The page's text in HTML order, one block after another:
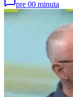
pre 00 minuta